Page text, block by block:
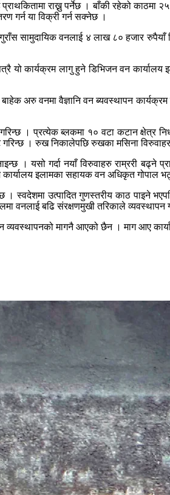
राख्नु पर्नेछ । बाँकी रहेको
गर्न या विक्री गर्न सक्नेछ ।
सामुदायिक वनलाई ४ लाख ८० हजार
यो कार्यक्रम लागु हुने डिभिजन वन
अरु वनमा वैज्ञानि वन ब्यवस्थापन
। प्रत्येक ब्लकमा १० वटा कटान क्षेत्र
। रुख निकालेपछि रुखका मसिना
। यसो गर्दा नयाँ विरुवाहरु राम्ररी बढ्ने
इलामका सहायक वन अधिकृत गोपाल
। स्वदेशमा उत्पादित गुणस्तरीय काठ
वनलाई बढि संरक्षणमुखी तरिकाले
व्यवस्थापनको मागनै आएको छैन । माग आए